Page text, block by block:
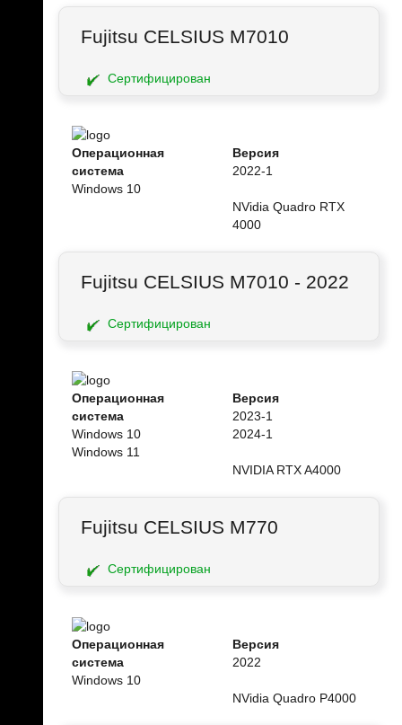
Fujitsu CELSIUS M7010
Сертифицирован
Операционная
система
Windows 10
Версия
2022-1
NVidia Quadro RTX
4000
Fujitsu CELSIUS M7010 - 2022
Сертифицирован
Операционная
система
Windows 10
Windows 11
Версия
2023-1
2024-1
NVIDIA RTX A4000
Fujitsu CELSIUS M770
Сертифицирован
Операционная
система
Windows 10
Версия
2022
NVidia Quadro P4000